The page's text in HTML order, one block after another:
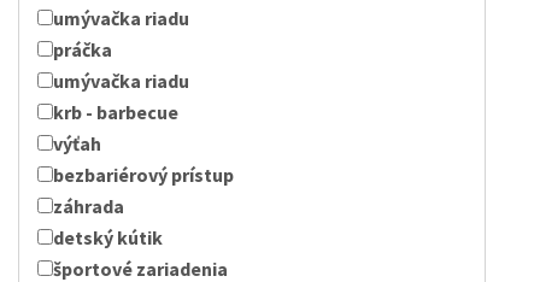
umývačka riadu
práčka
umývačka riadu
krb - barbecue
výťah
bezbariérový prístup
záhrada
detský kútik
športové zariadenia